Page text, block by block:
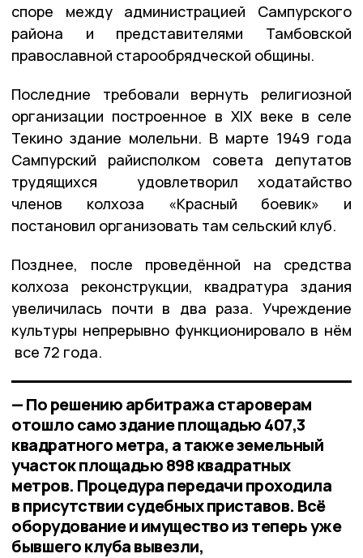
споре между администрацией Сампурского
района и представителями Тамбовской
православной старообрядческой общины.
Последние требовали вернуть религиозной
организации построенное в XIX веке в селе
Текино здание молельни. В марте 1949 года
Сампурский райисполком совета депутатов
трудящихся удовлетворил ходатайство
членов колхоза «Красный боевик» и
постановил организовать там сельский клуб.
Позднее, после проведённой на средства
колхоза реконструкции, квадратура здания
увеличилась почти в два раза. Учреждение
культуры непрерывно функционировало в нём
все 72 года.
— По решению арбитража староверам
отошло само здание площадью 407,3
квадратного метра, а также земельный
участок площадью 898 квадратных
метров. Процедура передачи проходила
в присутствии судебных приставов. Всё
оборудование и имущество из теперь уже
бывшего клуба вывезли,